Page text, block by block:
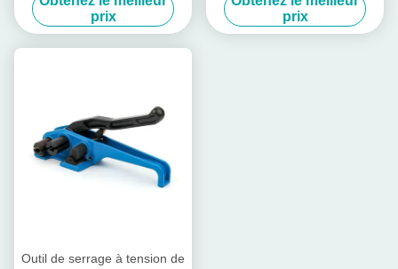
plastique
prix
40 mm Cord de la tension de
la sangle
prix
Outil de serrage à tension de